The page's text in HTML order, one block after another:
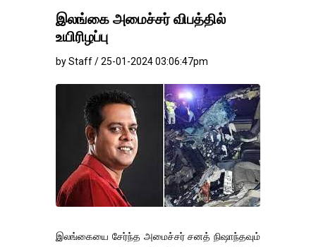
இலங்கை அமைச்சர் விபத்தில்
உயிரிழப்பு
by Staff / 25-01-2024 03:06:47pm
இலங்கையை சேர்ந்த அமைச்சர் சனத் நிஷாந்தவும்